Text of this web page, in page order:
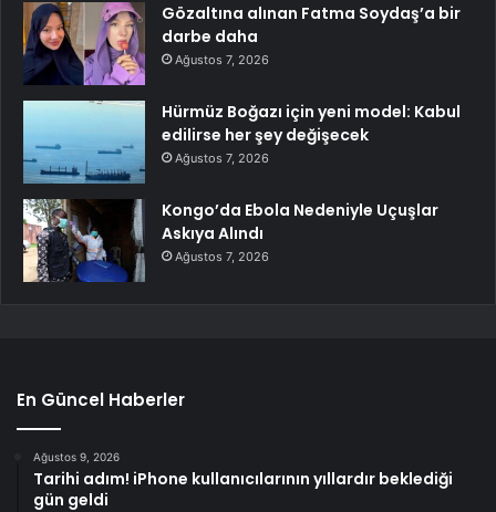
Gözaltına alınan Fatma Soydaş’a bir
darbe daha
Ağustos 7, 2026
Hürmüz Boğazı için yeni model: Kabul
edilirse her şey değişecek
Ağustos 7, 2026
Kongo’da Ebola Nedeniyle Uçuşlar
Askıya Alındı
Ağustos 7, 2026
En Güncel Haberler
Ağustos 9, 2026
Tarihi adım! iPhone kullanıcılarının yıllardır beklediği
gün geldi